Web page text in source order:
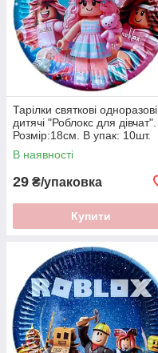
Тарілки святкові одноразові
дитячі "Роблокс для дiвчат".
Розмір:18см. В упак: 10шт.
В наявності
29 ₴/упаковка
Купити